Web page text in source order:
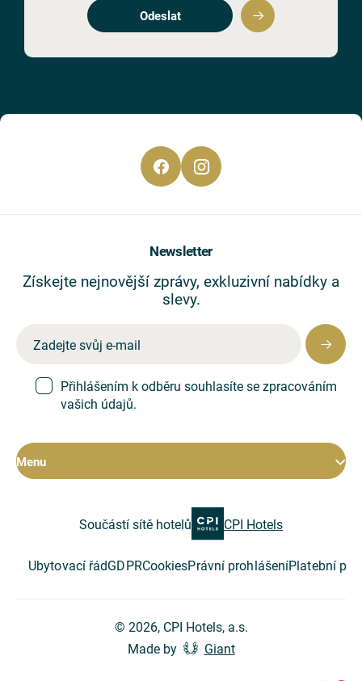
Odeslat
Menu
Konference
Newsletter
Získejte nejnovější zprávy, exkluzivní nabídky a
slevy.
Přihlášením k odběru souhlasíte se zpracováním
vašich údajů.
Ubytovací řádGDPRCookiesPrávní prohlášeníPlatební
© 2026, CPI Hotels, a.s.
Součástí sítě hotelů CPI Hotels
Made by Giant